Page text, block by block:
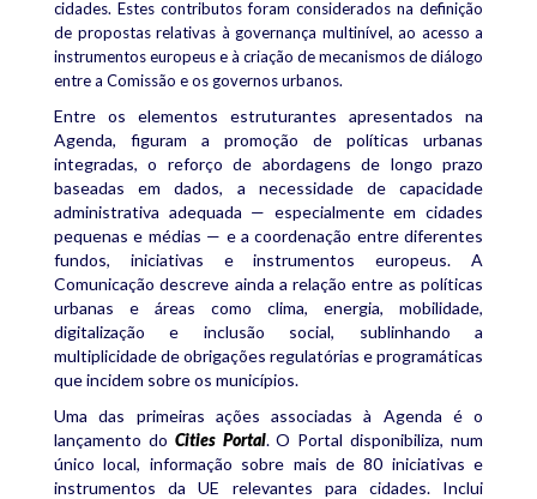
cidades. Estes contributos foram considerados na definição
de propostas relativas à governança multinível, ao acesso a
instrumentos europeus e à criação de mecanismos de diálogo
entre a Comissão e os governos urbanos.
Entre os elementos estruturantes apresentados na
Agenda, figuram a promoção de políticas urbanas
integradas, o reforço de abordagens de longo prazo
baseadas em dados, a necessidade de capacidade
administrativa adequada — especialmente em cidades
pequenas e médias — e a coordenação entre diferentes
fundos, iniciativas e instrumentos europeus. A
Comunicação descreve ainda a relação entre as políticas
urbanas e áreas como clima, energia, mobilidade,
digitalização e inclusão social, sublinhando a
multiplicidade de obrigações regulatórias e programáticas
que incidem sobre os municípios.
Uma das primeiras ações associadas à Agenda é o
lançamento do Cities Portal. O Portal disponibiliza, num
único local, informação sobre mais de 80 iniciativas e
instrumentos da UE relevantes para cidades. Inclui